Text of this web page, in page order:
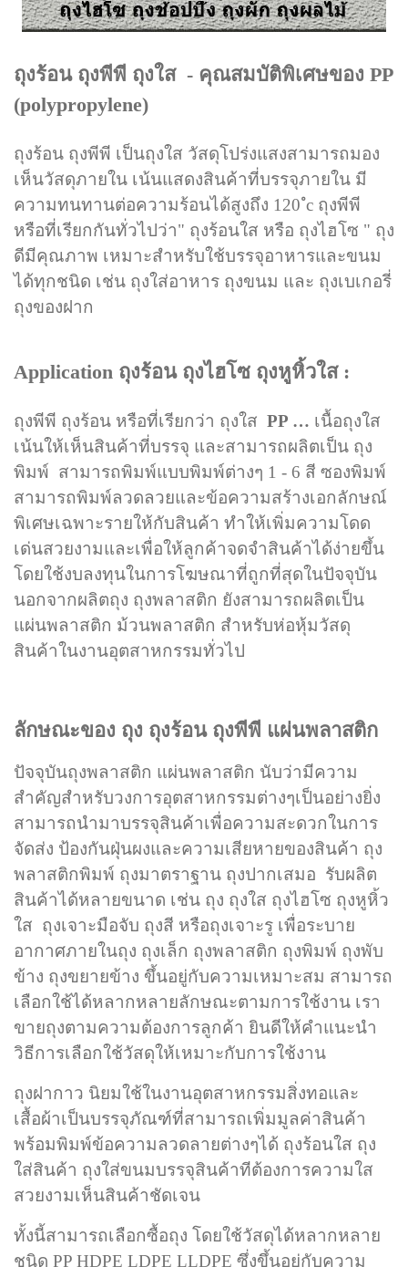
ถุงร้อน ถุงพีพี ถุงใส - คุณสมบัติพิเศษของ PP
(polypropylene)
ถุงร้อน ถุงพีพี เป็นถุงใส วัสดุโปร่งแสงสามารถมอง
เห็นวัสดุภายใน เน้นแสดงสินค้าที่บรรจุภายใน มี
ความทนทานต่อความร้อนได้สูงถึง 120 ํc ถุงพีพี
หรือที่เรียกกันทั่วไปว่า" ถุงร้อนใส หรือ ถุงไฮโซ " ถุง
ดีมีคุณภาพ เหมาะสำหรับใช้บรรจุอาหารและขนม
ได้ทุกชนิด เช่น ถุงใส่อาหาร ถุงขนม และ ถุงเบเกอรี่
ถุงของฝาก
Application ถุงร้อน ถุงไฮโซ ถุงหูหิ้วใส :
ถุงพีพี ถุงร้อน หรือที่เรียกว่า ถุงใส PP … เนื้อถุงใส
เน้นให้เห็นสินค้าที่บรรจุ และสามารถผลิตเป็น ถุง
พิมพ์ สามารถพิมพ์แบบพิมพ์ต่างๆ 1 - 6 สี ซองพิมพ์
สามารถพิมพ์ลวดลวยและข้อความสร้างเอกลักษณ์
พิเศษเฉพาะรายให้กับสินค้า ทำให้เพิ่มความโดด
เด่นสวยงามและเพื่อให้ลูกค้าจดจำสินค้าได้ง่ายขึ้น
โดยใช้งบลงทุนในการโฆษณาที่ถูกที่สุดในปัจจุบัน
นอกจากผลิตถุง ถุงพลาสติก ยังสามารถผลิตเป็น
แผ่นพลาสติก ม้วนพลาสติก สำหรับห่อหุ้มวัสดุ
สินค้าในงานอุตสาหกรรมทั่วไป
ลักษณะของ ถุง ถุงร้อน ถุงพีพี แผ่นพลาสติก
ปัจจุบันถุงพลาสติก แผ่นพลาสติก นับว่ามีความ
สำคัญสำหรับวงการอุตสาหกรรมต่างๆเป็นอย่างยิ่ง
สามารถนำมาบรรจุสินค้าเพื่อความสะดวกในการ
จัดส่ง ป้องกันฝุ่นผงและความเสียหายของสินค้า ถุง
พลาสติกพิมพ์ ถุงมาตราฐาน ถุงปากเสมอ รับผลิต
สินค้าได้หลายขนาด เช่น ถุง ถุงใส ถุงไฮโซ ถุงหูหิ้ว
ใส ถุงเจาะมือจับ ถุงสี หรือถุงเจาะรู เพื่อระบาย
อากาศภายในถุง ถุงเล็ก ถุงพลาสติก ถุงพิมพ์ ถุงพับ
ข้าง ถุงขยายข้าง ขึ้นอยู่กับความเหมาะสม สามารถ
เลือกใช้ได้หลากหลายลักษณะตามการใช้งาน เรา
ขายถุงตามความต้องการลูกค้า ยินดีให้คำแนะนำ
วิธีการเลือกใช้วัสดุให้เหมาะกับการใช้งาน
ถุงฝากาว นิยมใช้ในงานอุตสาหกรรมสิ่งทอและ
เสื้อผ้าเป็นบรรจุภัณฑ์ที่สามารถเพิ่มมูลค่าสินค้า
พร้อมพิมพ์ข้อความลวดลายต่างๆได้ ถุงร้อนใส ถุง
ใส่สินค้า ถุงใส่ขนมบรรจุสินค้าทีต้องการความใส
สวยงามเห็นสินค้าชัดเจน
ทั้งนี้สามารถเลือกซื้อถุง โดยใช้วัสดุได้หลากหลาย
ชนิด PP HDPE LDPE LLDPE ซึ่งขึ้นอยู่กับความ